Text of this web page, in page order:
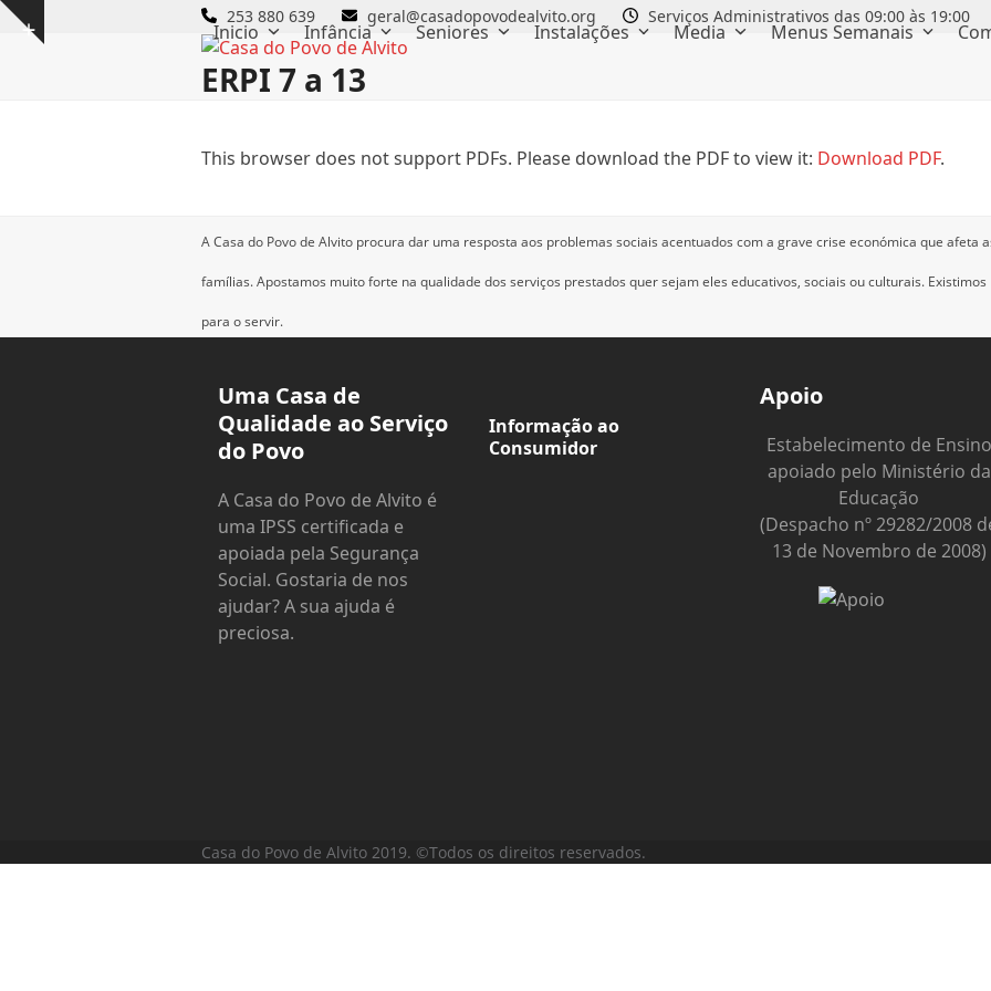
Skip
Show
253 880 639 geral@casadopovodealvito.org Serviços Administrativos das 09:00 às 19:00
Inicio Infância Seniores Instalações Media Menus Semanais
ERPI 7 a 13
This browser does not support PDFs. Please download the PDF to view it: Download PDF.
A Casa do Povo de Alvito procura dar uma resposta aos problemas sociais acentuados com a grave crise económica que afeta
famílias.Apostamos muito forte na qualidade dos serviços prestados quer sejam eles educativos, sociais ou culturais. Existimos
para o servir.
Uma Casa de
Qualidade ao Serviço
do Povo
A Casa do Povo de Alvito é
uma IPSS certificada e
apoiada pela Segurança
Social. Gostaria de nos
ajudar? A sua ajuda é
preciosa.
Informação ao
Consumidor
Apoio
Estabelecimento de Ensino
apoiado pelo Ministério da
Educação
(Despacho nº 29282/2008
13 de Novembro de 2008)
Casa do Povo de Alvito 2019. ©Todos os direitos reservados.